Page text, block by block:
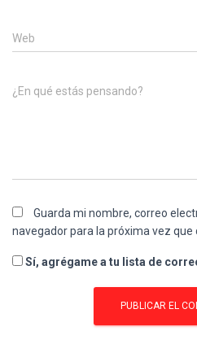
Web
¿En qué estás pensando?
Guarda mi nombre, correo
navegador para la próxima vez que
Sí, agrégame a tu lista de